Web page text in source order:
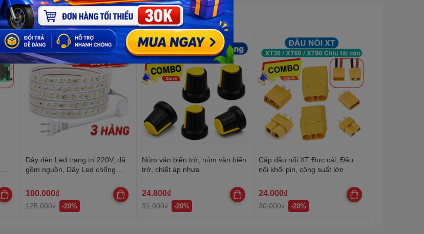
Dây đèn Led trang trí 220V, đã
gồm nguồn, Dây Led chống
trần, lễ Tết
100.000₫
125.000₫ -20%
Núm vặn biến trở, núm vặn biến
trở, chiết áp nhựa
24.800₫
31.000₫ -20%
Cặp đầu nối XT Đực cái, Đầu
nối khối pin, công suất lớn
24.000₫
30.000₫ -20%